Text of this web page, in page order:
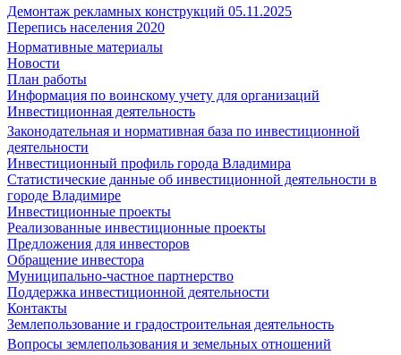
Демонтаж рекламных конструкций 05.11.2025
Перепись населения 2020
Нормативные материалы
Новости
План работы
Информация по воинскому учету для организаций
Инвестиционная деятельность
Законодательная и нормативная база по инвестиционной
деятельности
Инвестиционный профиль города Владимира
Статистические данные об инвестиционной деятельности в
городе Владимире
Инвестиционные проекты
Реализованные инвестиционные проекты
Предложения для инвесторов
Обращение инвестора
Муниципально-частное партнерство
Поддержка инвестиционной деятельности
Контакты
Землепользование и градостроительная деятельность
Вопросы землепользования и земельных отношений